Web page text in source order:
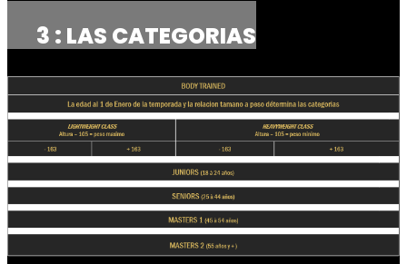
3 : LAS CATEGORIAS